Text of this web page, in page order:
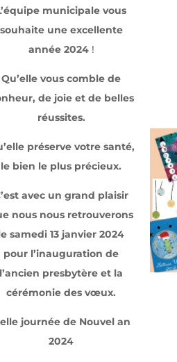
municipale vous
souhaite une excellente
année 2024!
Qu’elle vous comble de
de joie et de belles
réussites.
préserve votre santé,
le bien le plus précieux.
avec un grand plaisir
nous nous retrouverons
samedi 13 janvier 2024
pour l’inauguration de
l’ancien presbytère et la
cérémonie des vœux.
journée de Nouvel an
2024